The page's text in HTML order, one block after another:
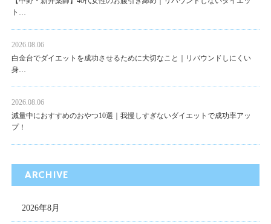
ト…
2026.08.06
白金台でダイエットを成功させるために大切なこと｜リバウンドしにくい
身…
2026.08.06
減量中におすすめのおやつ10選｜我慢しすぎないダイエットで成功率アッ
プ！
ARCHIVE
2026年8月